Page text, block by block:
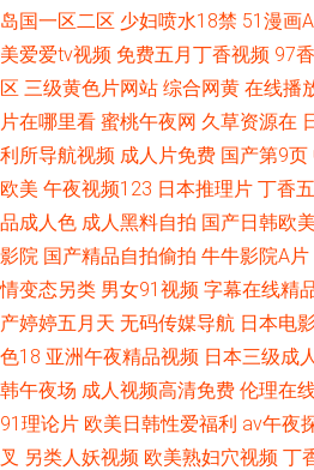
岛国一区二区 少妇喷水18禁 51漫画
美爱爱tv视频 免费五月丁香视频 97
区 三级黄色片网站 综合网黄 在线播
片在哪里看 蜜桃午夜网 久草资源在
利所导航视频 成人片免费 国产第9页
欧美 午夜视频123 日本推理片 丁香
品成人色 成人黑料自拍 国产日韩欧
影院 国产精品自拍偷拍 牛牛影院A片
情变态另类 男女91视频 字幕在线精
产婷婷五月天 无码传媒导航 日本电
色18 亚洲午夜精品视频 日本三级成
韩午夜场 成人视频高清免费 伦理在
91理论片 欧美日韩性爱福利 av午夜
叉 另类人妖视频 欧美熟妇穴视频 丁